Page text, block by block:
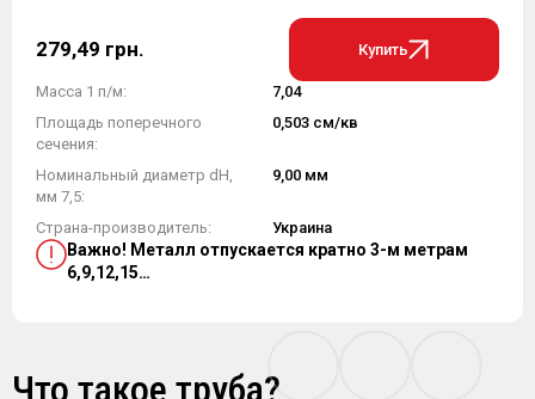
279,49 грн. Купить
Масса 1 п/м:
7,04
Площадь поперечного
сечения:
0,503 см/кв
Номинальный диаметр dH,
мм 7,5:
9,00 мм
Страна-производитель: Украина
Важно! Металл отпускается кратно 3-м метрам
6,9,12,15…
Что такое труба?